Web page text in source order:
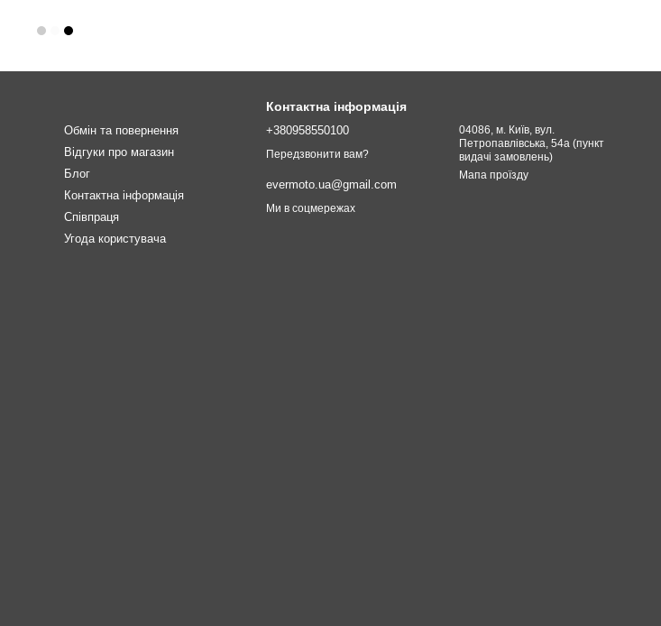
Обмін та повернення
Відгуки про магазин
Блог
Контактна інформація
Співпраця
Угода користувача
Контактна інформація
+380958550100
Передзвонити вам?
evermoto.ua@gmail.com
04086, м. Київ, вул.
Петропавлівська, 54а (пункт
видачі замовлень)
Мапа проїзду
Ми в соцмережах